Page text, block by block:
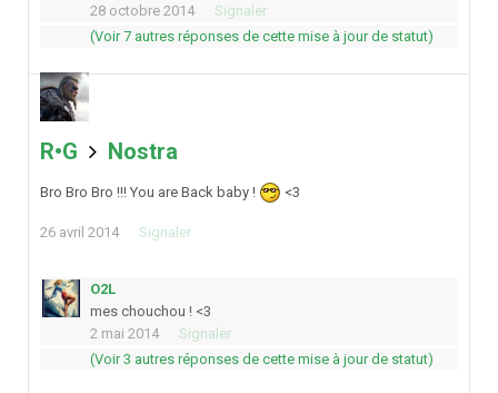
28 octobre 2014
Signaler
(Voir 7 autres réponses de cette mise à jour de statut)
R•G Nostra
Bro Bro Bro !!! You are Back baby ! <3
26 avril 2014 Signaler
O2L
mes chouchou ! <3
2 mai 2014
Signaler
(Voir 3 autres réponses de cette mise à jour de statut)